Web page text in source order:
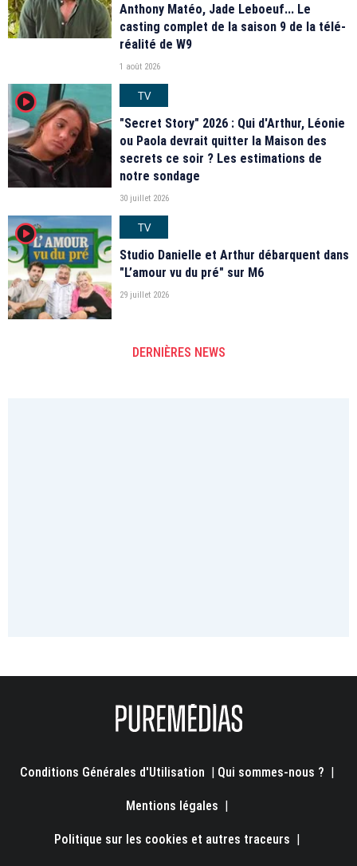
Anthony Matéo, Jade Leboeuf... Le
casting complet de la saison 9 de la télé-
réalité de W9
1 août 2026
player2
TV
"Secret Story" 2026 : Qui d'Arthur, Léonie
ou Paola devrait quitter la Maison des
secrets ce soir ? Les estimations de
notre sondage
30 juillet 2026
player2
TV
Studio Danielle et Arthur débarquent dans
"L’amour vu du pré" sur M6
29 juillet 2026
DERNIÈRES NEWS
Conditions Générales d'Utilisation | Qui sommes-nous ? |
Mentions légales |
Politique sur les cookies et autres traceurs |